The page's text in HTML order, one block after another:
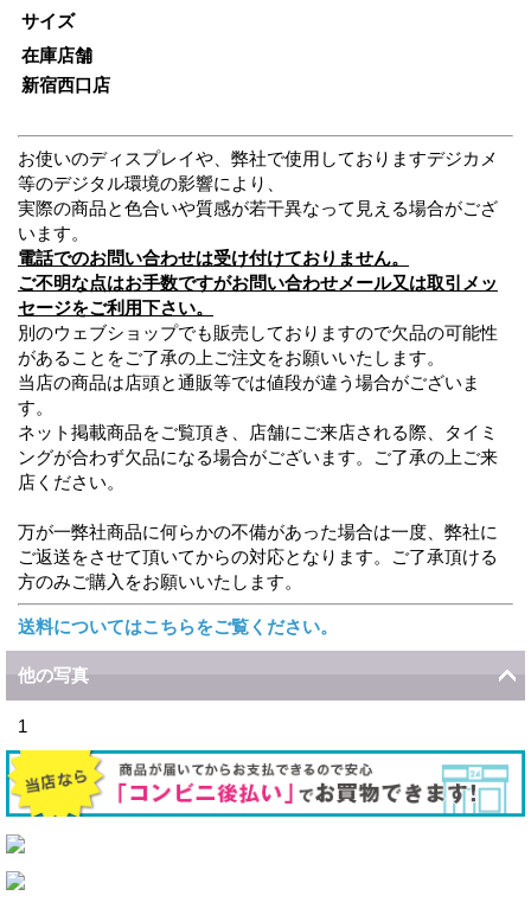
サイズ
在庫店舗
新宿西口店
お使いのディスプレイや、弊社で使用しておりますデジカメ
等のデジタル環境の影響により、
実際の商品と色合いや質感が若干異なって見える場合がござ
います。
電話でのお問い合わせは受け付けておりません。
ご不明な点はお手数ですがお問い合わせメール又は取引メッ
セージをご利用下さい。
別のウェブショップでも販売しておりますので欠品の可能性
があることをご了承の上ご注文をお願いいたします。
当店の商品は店頭と通販等では値段が違う場合がございま
す。
ネット掲載商品をご覧頂き、店舗にご来店される際、タイミ
ングが合わず欠品になる場合がございます。ご了承の上ご来
店ください。
万が一弊社商品に何らかの不備があった場合は一度、弊社に
ご返送をさせて頂いてからの対応となります。ご了承頂ける
方のみご購入をお願いいたします。
送料についてはこちらをご覧ください。
他の写真
1